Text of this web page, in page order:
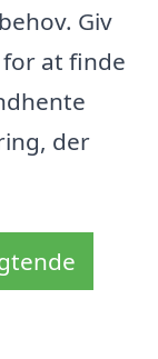
Giv
at finde
der